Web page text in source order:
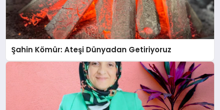
Şahin Kömür: Ateşi Dünyadan Getiriyoruz